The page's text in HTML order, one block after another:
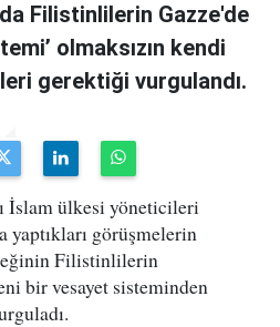
Filistinlilerin Gazze'de
olmaksızın kendi
gerektiği vurgulandı.
İslam ülkesi yöneticileri
yaptıkları görüşmelerin
Filistinlilerin
bir vesayet sisteminden